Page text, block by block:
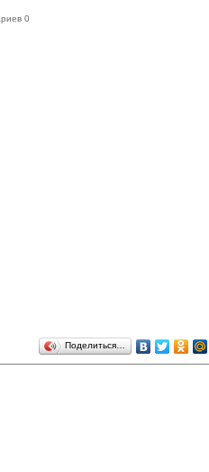
0
Поделиться…